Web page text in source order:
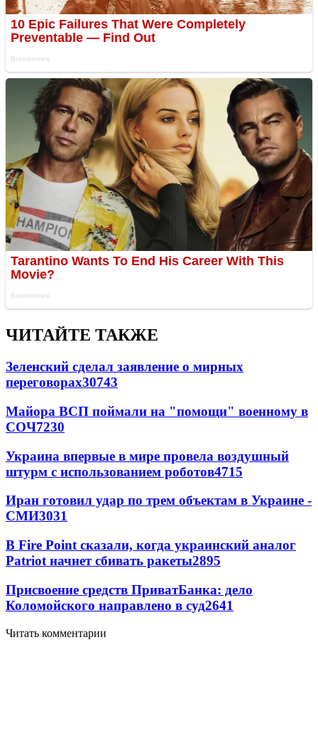
ЧИТАЙТЕ ТАКЖЕ
Зеленский сделал заявление о мирных
переговорах30743
Майора ВСП поймали на "помощи" военному в
СОЧ7230
Украина впервые в мире провела воздушный
штурм с использованием роботов4715
Иран готовил удар по трем объектам в Украине -
СМИ3031
В Fire Point сказали, когда украинский аналог
Patriot начнет сбивать ракеты2895
Присвоение средств ПриватБанка: дело
Коломойского направлено в суд2641
Читать комментарии